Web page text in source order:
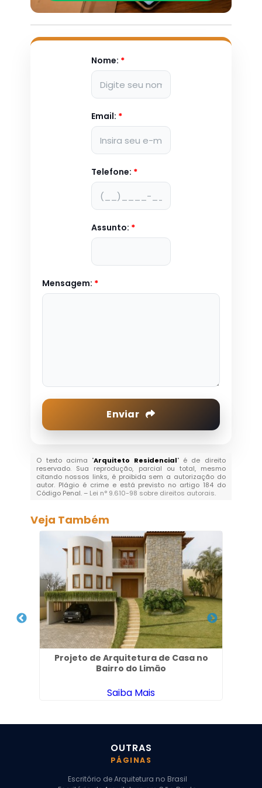
Nome: *
Email: *
Telefone: *
Assunto: *
Mensagem: *
Enviar
O texto acima "Arquiteto Residencial" é de direito
reservado. Sua reprodução, parcial ou total, mesmo
citando nossos links, é proibida sem a autorização do
autor. Plágio é crime e está previsto no artigo 184 do
Código Penal. – Lei n° 9.610-98 sobre direitos autorais.
Veja Também
Projeto de Arquitetura de Casa no
Bairro do Limão
Saiba Mais
OUTRAS
PÁGINAS
Escritório de Arquitetura no Brasil